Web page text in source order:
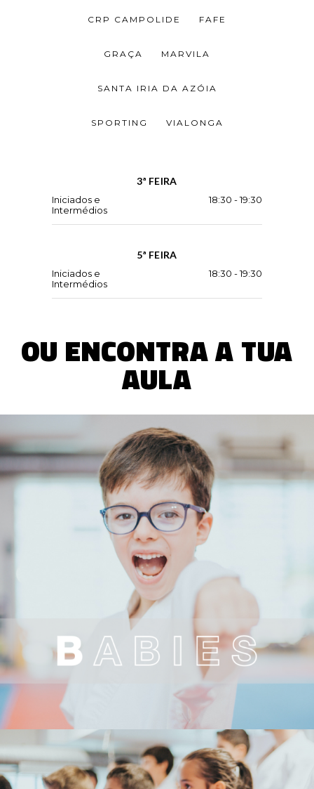
CRP CAMPOLIDE FAFE
GRAÇA MARVILA
SANTA IRIA DA AZÓIA
SPORTING VIALONGA
3ª FEIRA
Iniciados e
Intermédios
18:30 -19:30
5ª FEIRA
Iniciados e
Intermédios
18:30 -19:30
OU ENCONTRA A TUA
AULA
BABIES